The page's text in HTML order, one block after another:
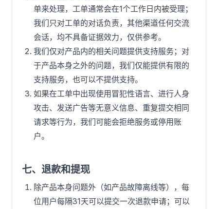
单来处理，工单通常会在1个工作日内被受理；
我们只对工单的对话负责，其他渠道任何交流
会话，均不具备证据效力，仅供参考。
我们仅对产品内的相关问题提供支持服务；对
于产品本身之外的问题，我们仅能提供有限的
支持服务，也可以不提供支持。
如果在工单中出现使用冒犯性语言、进行人身
攻击、发送广告等无意义信息、重复提交相同
请求等行为，我们可能会拒绝服务或停用账
户。
七、退款和提现
除产品本身问题外（如产品故障离线等），每
位用户每隔31天可以提交一次退款申请；可以